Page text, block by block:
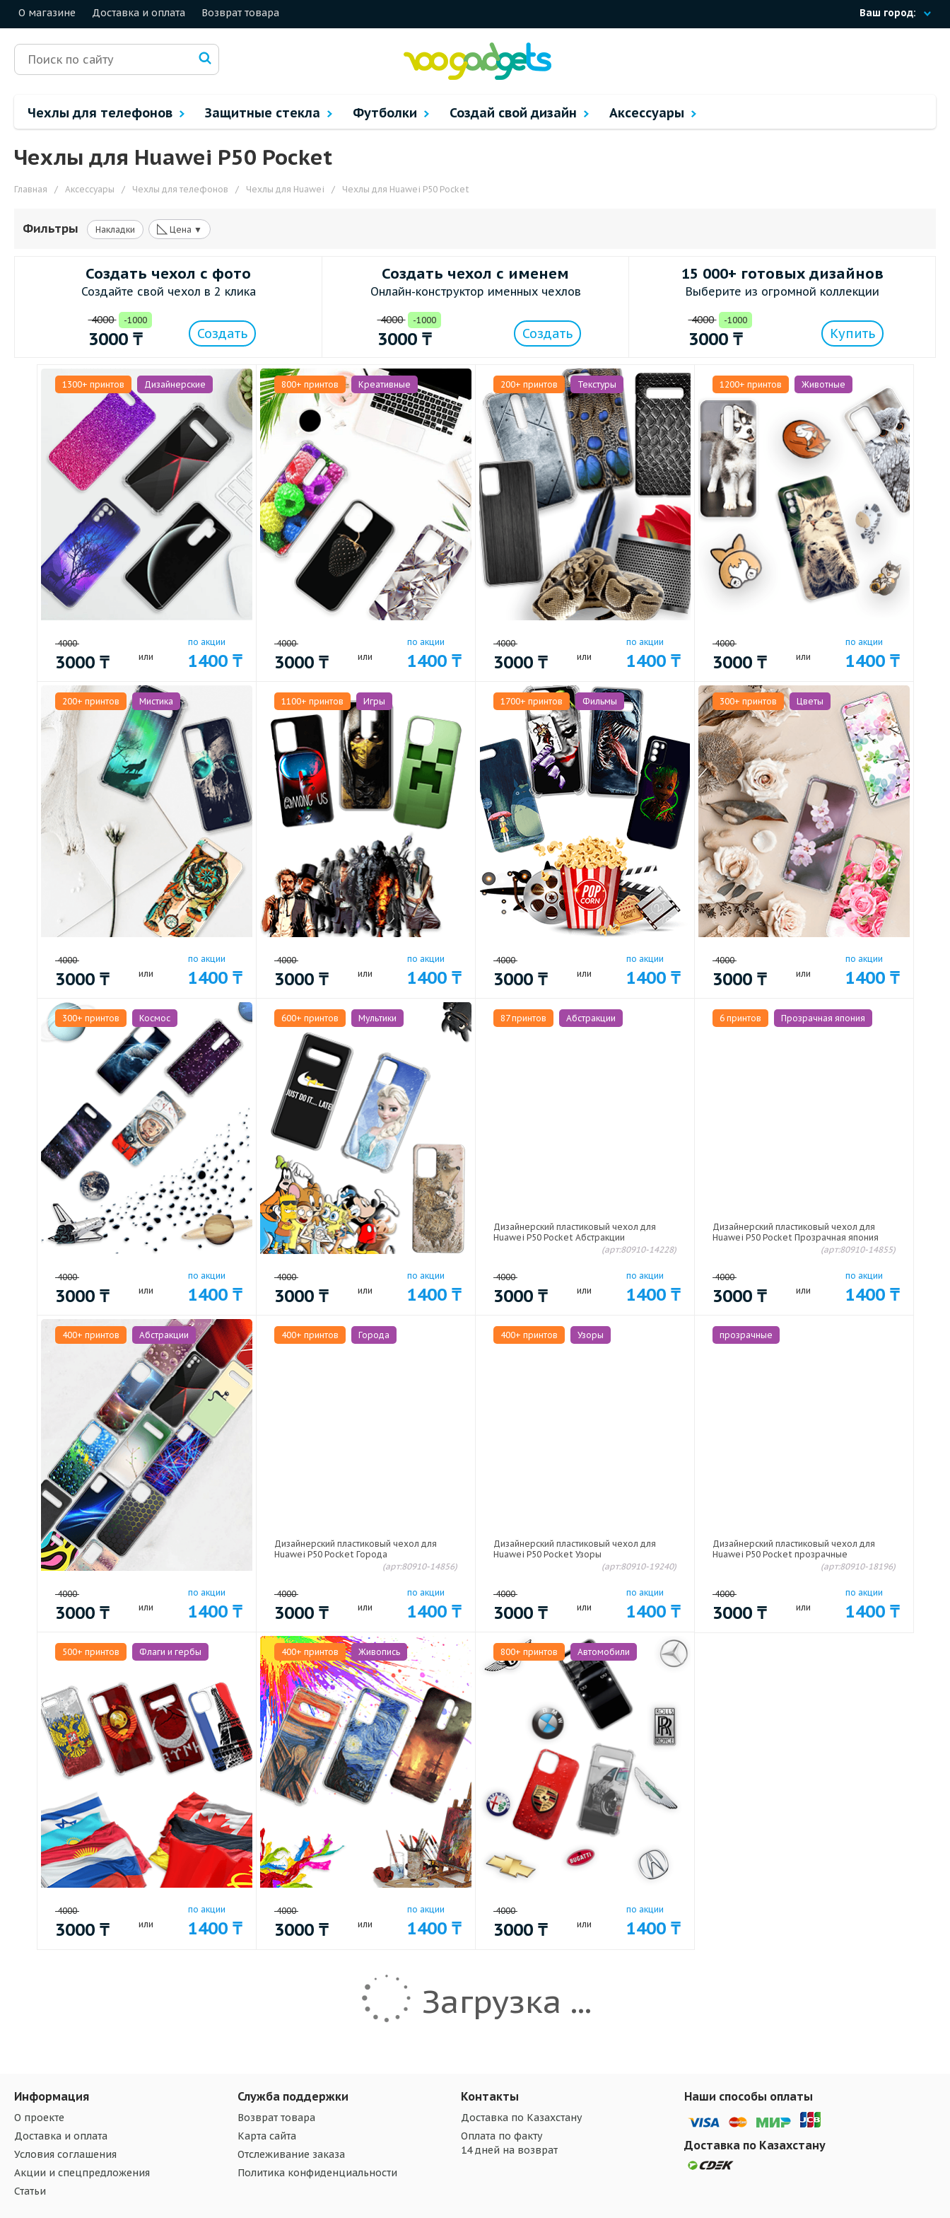
О магазине Доставка и оплата Возврат товара Ваш город:
Чехлы для телефонов Защитные стекла Футболки Создай свой дизайн Аксессуары
Чехлы для Huawei P50 Pocket
Главная / Аксессуары / Чехлы для телефонов / Чехлы для Huawei / Чехлы для Huawei P50 Pocket
Фильтры Накладки ◺ Цена ▼
Создать чехол с фото
Создайте свой чехол в 2 клика
4000 -1000
3000 ₸ Создать
Создать чехол с именем
Онлайн-конструктор именных чехлов
4000 -1000
3000 ₸ Создать
15 000+ готовых дизайнов
Выберите из огромной коллекции
4000 -1000
3000 ₸ Купить
1300+ принтов Дизайнерские
4000
3000 ₸ или
по акции
1400 ₸
800+ принтов Креативные
4000
3000 ₸ или
по акции
1400 ₸
200+ принтов Текстуры
4000
3000 ₸ или
по акции
1400 ₸
1200+ принтов Животные
4000
3000 ₸ или
по акции
1400 ₸
200+ принтов Мистика
4000
3000 ₸ или
по акции
1400 ₸
1100+ принтов Игры
4000
3000 ₸ или
по акции
1400 ₸
1700+ принтов Фильмы
4000
3000 ₸ или
по акции
1400 ₸
300+ принтов Цветы
4000
3000 ₸ или
по акции
1400 ₸
300+ принтов Космос
4000
3000 ₸ или
по акции
1400 ₸
600+ принтов Мультики
4000
3000 ₸ или
по акции
1400 ₸
87 принтов Абстракции
Дизайнерский пластиковый чехол для
Huawei P50 Pocket Абстракции
(арт:80910-14228)
4000
3000 ₸ или
по акции
1400 ₸
6 принтов Прозрачная япония
Дизайнерский пластиковый чехол для
Huawei P50 Pocket Прозрачная япония
(арт:80910-14855)
4000
3000 ₸ или
по акции
1400 ₸
400+ принтов Абстракции
4000
3000 ₸ или
по акции
1400 ₸
400+ принтов Города
Дизайнерский пластиковый чехол для
Huawei P50 Pocket Города
(арт:80910-14856)
4000
3000 ₸ или
по акции
1400 ₸
400+ принтов Узоры
Дизайнерский пластиковый чехол для
Huawei P50 Pocket Узоры
(арт:80910-19240)
4000
3000 ₸ или
по акции
1400 ₸
прозрачные
Дизайнерский пластиковый чехол для
Huawei P50 Pocket прозрачные
(арт:80910-18196)
4000
3000 ₸ или
по акции
1400 ₸
500+ принтов Флаги и гербы
4000
3000 ₸ или
по акции
1400 ₸
400+ принтов Живопись
4000
3000 ₸ или
по акции
1400 ₸
800+ принтов Автомобили
4000
3000 ₸ или
по акции
1400 ₸
Загрузка ...
Информация
О проекте
Доставка и оплата
Условия соглашения
Акции и спецпредложения
Статьи
Служба поддержки
Возврат товара
Карта сайта
Отслеживание заказа
Политика конфиденциальности
Контакты
Доставка по Казахстану
Оплата по факту
14 дней на возврат
Наши способы оплаты
Доставка по Казахстану